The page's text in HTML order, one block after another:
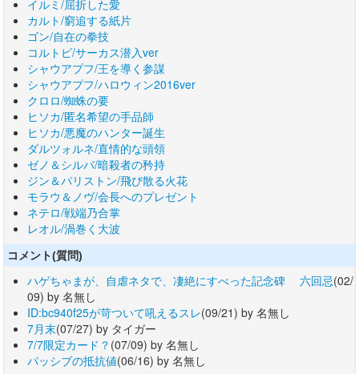
イルミ/屈折した愛
カルト/窮追する紙片
ゴン/自在の拳技
コルトピ/サーカス潜入ver
シャウアプフ/王を導く参謀
シャウアプフ/ハロウィン2016ver
クロロ/蜘蛛の要
ヒソカ/匿名希望の手品師
ヒソカ/悪魔のハンター誕生
ダルツォルネ/直情的な頭領
ゼノ＆シルバ/暗殺者の矜持
ジン＆パリストン/飛び散る火花
モラウ＆ノヴ/会長へのプレゼント
ネテロ/戦端乃合掌
レオル/渦巻く大波
コメント(質問)
ハゲちゃまが、自虐ネタで、凄絶にすべった記念碑 六回忌(02/
09) by 名無し
ID:bc940f25が苛ついて吼えるスレ(09/21) by 名無し
7月末(07/27) by タイガー
7/7限定カード？ (07/09) by 名無し
パッシブの抵抗値(06/16) by 名無し